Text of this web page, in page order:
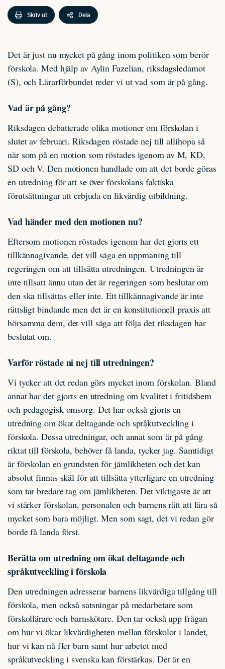
Skriv ut Dela
Det är just nu mycket på gång inom politiken som berör
förskola. Med hjälp av Aylin Fazelian, riksdagsledamot
(S), och Lärarförbundet reder vi ut vad som är på gång.
Vad är på gång?
Riksdagen debatterade olika motioner om förskolan i
slutet av februari. Riksdagen röstade nej till allihopa så
när som på en motion som röstades igenom av M, KD,
SD och V. Den motionen handlade om att det borde göras
en utredning för att se över förskolans faktiska
förutsättningar att erbjuda en likvärdig utbildning.
Vad händer med den motionen nu?
Eftersom motionen röstades igenom har det gjorts ett
tillkännagivande, det vill säga en uppmaning till
regeringen om att tillsätta utredningen. Utredningen är
inte tillsatt ännu utan det är regeringen som beslutar om
den ska tillsättas eller inte. Ett tillkännagivande är inte
rättsligt bindande men det är en konstitutionell praxis att
hörsamma dem, det vill säga att följa det riksdagen har
beslutat om.
Varför röstade ni nej till utredningen?
Vi tycker att det redan görs mycket inom förskolan. Bland
annat har det gjorts en utredning om kvalitet i fritidshem
och pedagogisk omsorg. Det har också gjorts en
utredning om ökat deltagande och språkutveckling i
förskola. Dessa utredningar, och annat som är på gång
riktat till förskola, behöver få landa, tycker jag. Samtidigt
är förskolan en grundsten för jämlikheten och det kan
absolut finnas skäl för att tillsätta ytterligare en utredning
som tar bredare tag om jämlikheten. Det viktigaste är att
vi stärker förskolan, personalen och barnens rätt att lära så
mycket som bara möjligt. Men som sagt, det vi redan gör
borde få landa först.
Berätta om utredning om ökat deltagande och
språkutveckling i förskola
Den utredningen adresserar barnens likvärdiga tillgång till
förskola, men också satsningar på medarbetare som
förskollärare och barnskötare. Den tar också upp frågan
om hur vi ökar likvärdigheten mellan förskolor i landet,
hur vi kan nå fler barn samt hur arbetet med
språkutveckling i svenska kan förstärkas. Det är en